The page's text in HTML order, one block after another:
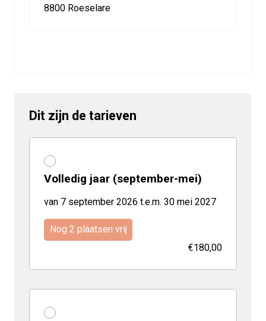
8800 Roeselare
Dit zijn de tarieven
Volledig jaar (september-mei)
van 7 september 2026 t.e.m. 30 mei 2027
Nog 2 plaatsen vrij
€180,00